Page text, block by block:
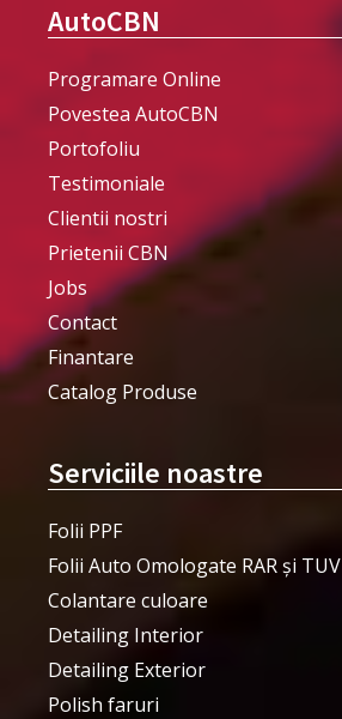
AutoCBN
Programare Online
Povestea AutoCBN
Portofoliu
Testimoniale
Clientii nostri
Prietenii CBN
Jobs
Contact
Finantare
Catalog Produse
Serviciile noastre
Folii PPF
Folii Auto Omologate RAR și TUV
Colantare culoare
Detailing Interior
Detailing Exterior
Polish faruri